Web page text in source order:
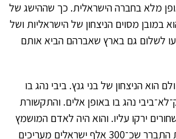
מלא בחברה הישראלית. כך שההישג של
בבחירות 2021 הוא במובן מסוים הניצחון של הישראליות ושל
לשלום גם בארץ שאברהם הביא אותם
הוא הניצחון של בני גנץ. ביבי נהג בו
נהג בו באופן אלים. והתקשורת
ירקו עליו. והוא היה לאדם המושמץ
בעיר. אבל ברגע האמת התברר שכ־300 אלף ישראלים מעריכים